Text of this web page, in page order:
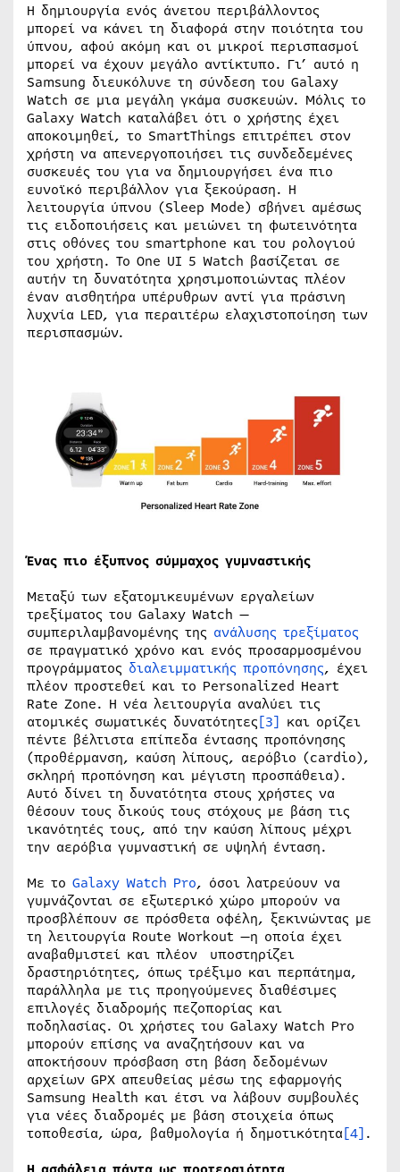
Η δημιουργία ενός άνετου περιβάλλοντος
μπορεί να κάνει τη διαφορά στην ποιότητα του
ύπνου, αφού ακόμη και οι μικροί περισπασμοί
μπορεί να έχουν μεγάλο αντίκτυπο. Γι’ αυτό η
Samsung διευκόλυνε τη σύνδεση του Galaxy
Watch σε μια μεγάλη γκάμα συσκευών. Μόλις το
Galaxy Watch καταλάβει ότι ο χρήστης έχει
αποκοιμηθεί, το SmartThings επιτρέπει στον
χρήστη να απενεργοποιήσει τις συνδεδεμένες
συσκευές του για να δημιουργήσει ένα πιο
ευνοϊκό περιβάλλον για ξεκούραση. Η
λειτουργία ύπνου (Sleep Mode) σβήνει αμέσως
τις ειδοποιήσεις και μειώνει τη φωτεινότητα
στις οθόνες του smartphone και του ρολογιού
του χρήστη. Το One UI 5 Watch βασίζεται σε
αυτήν τη δυνατότητα χρησιμοποιώντας πλέον
έναν αισθητήρα υπέρυθρων αντί για πράσινη
λυχνία LED, για περαιτέρω ελαχιστοποίηση των
περισπασμών.
Ένας πιο έξυπνος σύμμαχος γυμναστικής
Μεταξύ των εξατομικευμένων εργαλείων
τρεξίματος του Galaxy Watch —
συμπεριλαμβανομένης της ανάλυσης τρεξίματος
σε πραγματικό χρόνο και ενός προσαρμοσμένου
προγράμματος διαλειμματικής προπόνησης, έχει
πλέον προστεθεί και το Personalized Heart
Rate Zone. Η νέα λειτουργία αναλύει τις
ατομικές σωματικές δυνατότητες[3] και ορίζει
πέντε βέλτιστα επίπεδα έντασης προπόνησης
(προθέρμανση, καύση λίπους, αερόβιο (cardio),
σκληρή προπόνηση και μέγιστη προσπάθεια).
Αυτό δίνει τη δυνατότητα στους χρήστες να
θέσουν τους δικούς τους στόχους με βάση τις
ικανότητές τους, από την καύση λίπους μέχρι
την αερόβια γυμναστική σε υψηλή ένταση.
Με το Galaxy Watch Pro, όσοι λατρεύουν να
γυμνάζονται σε εξωτερικό χώρο μπορούν να
προσβλέπουν σε πρόσθετα οφέλη, ξεκινώντας με
τη λειτουργία Route Workout —η οποία έχει
αναβαθμιστεί και πλέον υποστηρίζει
δραστηριότητες, όπως τρέξιμο και περπάτημα,
παράλληλα με τις προηγούμενες διαθέσιμες
επιλογές διαδρομής πεζοπορίας και
ποδηλασίας. Οι χρήστες του Galaxy Watch Pro
μπορούν επίσης να αναζητήσουν και να
αποκτήσουν πρόσβαση στη βάση δεδομένων
αρχείων GPX απευθείας μέσω της εφαρμογής
Samsung Health και έτσι να λάβουν συμβουλές
για νέες διαδρομές με βάση στοιχεία όπως
τοποθεσία, ώρα, βαθμολογία ή δημοτικότητα[4].